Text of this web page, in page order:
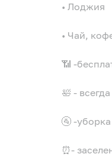
• Лоджия
• Чай,
📶 -
🛀 -
🚰 -
⏰-